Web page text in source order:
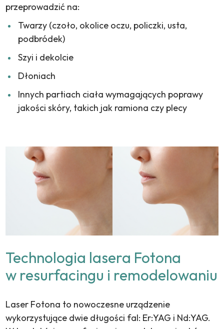
przeprowadzić na:
Twarzy (czoło, okolice oczu, policzki, usta,
podbródek)
Szyi i dekolcie
Dłoniach
Innych partiach ciała wymagających poprawy
jakości skóry, takich jak ramiona czy plecy
Technologia lasera Fotona
w resurfacingu i remodelowaniu
Laser Fotona to nowoczesne urządzenie
wykorzystujące dwie długości fal: Er:YAG i Nd:YAG.